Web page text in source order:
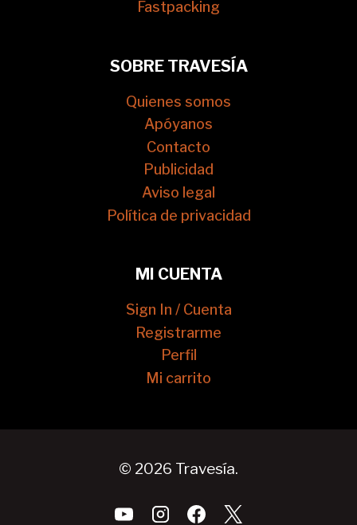
Fastpacking
SOBRE TRAVESÍA
Quienes somos
Apóyanos
Contacto
Publicidad
Aviso legal
Política de privacidad
MI CUENTA
Sign In / Cuenta
Registrarme
Perfil
Mi carrito
© 2026 Travesía.